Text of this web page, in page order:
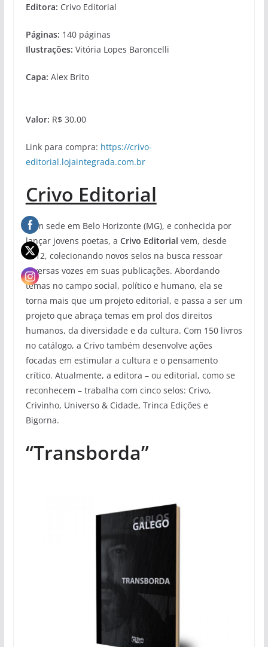
Editora: Crivo Editorial
Páginas: 140 páginas
Ilustrações: Vitória Lopes Baroncelli
Capa: Alex Brito
Valor: R$ 30,00
Link para compra: https://crivo-
editorial.lojaintegrada.com.br
Crivo Editorial
Com sede em Belo Horizonte (MG), e conhecida por
lançar jovens poetas, a Crivo Editorial vem, desde
2012, colecionando novos selos na busca ressoar
diversas vozes em suas publicações. Abordando
temas no campo social, político e humano, ela se
torna mais que um projeto editorial, e passa a ser um
projeto que abraça temas em prol dos direitos
humanos, da diversidade e da cultura. Com 150 livros
no catálogo, a Crivo também desenvolve ações
focadas em estimular a cultura e o pensamento
crítico. Atualmente, a editora – ou editorial, como se
reconhecem – trabalha com cinco selos: Crivo,
Crivinho, Universo & Cidade, Trinca Edições e
Bigorna.
“Transborda”